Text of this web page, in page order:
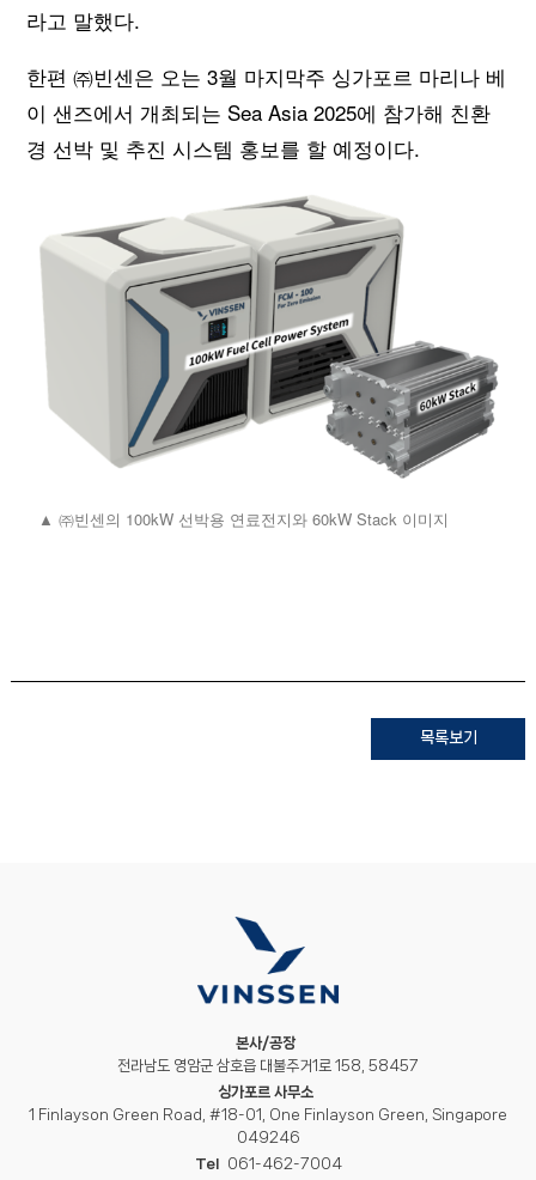
라고 말했다.
한편 ㈜빈센은 오는 3월 마지막주 싱가포르 마리나 베
이 샌즈에서 개최되는 Sea Asia 2025에 참가해 친환
경 선박 및 추진 시스템 홍보를 할 예정이다.
▲ ㈜빈센의 100kW 선박용 연료전지와 60kW Stack 이미지
목록보기
본사/공장
전라남도 영암군 삼호읍 대불주거1로 158, 58457
싱가포르 사무소
1 Finlayson Green Road, #18-01, One Finlayson Green, Singapore
049246
Tel
061-462-7004